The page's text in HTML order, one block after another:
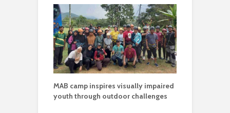
MAB camp inspires visually impaired
youth through outdoor challenges